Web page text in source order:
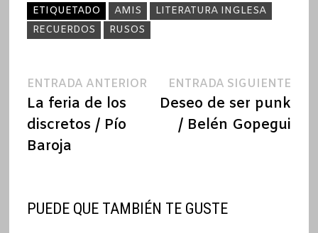
ETIQUETADO AMIS
LITERATURA INGLESA
RECUERDOS
RUSOS
Navegación
de
entradas
ENTRADA ANTERIOREntrada
anterior:
La feria de los
discretos / Pío
Baroja
ENTRADA SIGUIENTE
Deseo de ser punk
/ Belén Gopegui
PUEDE QUE TAMBIÉN TE GUSTE